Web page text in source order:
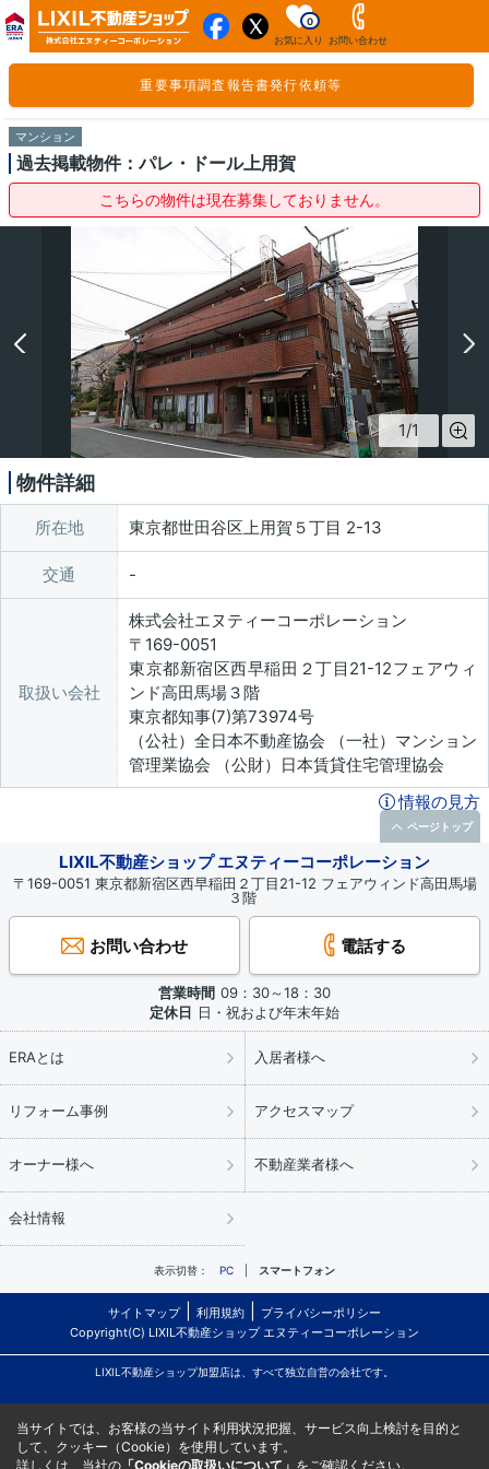
お気に入り
0
お問い合わせ
重要事項調査報告書発行依頼等
マンション
過去掲載物件：パレ・ドール上用賀
こちらの物件は現在募集しておりません。
1/1
物件詳細
所在地 東京都世田谷区上用賀５丁目 2-13
交通
取扱い会社
株式会社エヌティーコーポレーション
〒169-0051
東京都新宿区西早稲田２丁目21-12フェアウィ
ンド高田馬場３階
東京都知事(7)第73974号
（公社）全日本不動産協会 （一社）マンション
管理業協会 （公財）日本賃貸住宅管理協会
情報の見方
LIXIL不動産ショップ エヌティーコーポレーション
〒169-0051 東京都新宿区西早稲田２丁目21-12 フェアウィンド高田馬場
３階
お問い合わせ 電話する
営業時間 09：30～18：30
定休日 日・祝および年末年始
ERAとは 入居者様へ
リフォーム事例 アクセスマップ
オーナー様へ 不動産業者様へ
会社情報
表示切替： PC スマートフォン
サイトマップ 利用規約
プライバシーポリシー
Copyright(C) LIXIL不動産ショップ エヌティーコーポレーション
LIXIL不動産ショップ加盟店は、すべて独立自営の会社です。
ページトップ
当サイトでは、お客様の当サイト利用状況把握、サービス向上検討を目的と
して、クッキー（Cookie）を使用しています。
詳しくは、当社の 「Cookieの取扱いについて」 をご確認ください。